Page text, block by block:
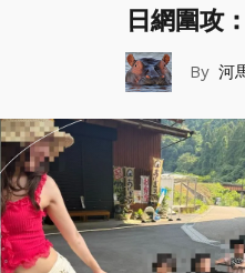
日網圍攻
河